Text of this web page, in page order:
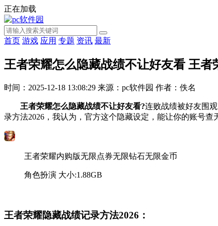
正在加载
首页 游戏 应用 专题 资讯 最新
王者荣耀怎么隐藏战绩不让好友看 王者
时间：2025-12-18 13:08:29 来源：pc软件园 作者：佚名
王者荣耀怎么隐藏战绩不让好友看?连败战绩被好友围
录方法2026，我认为，官方这个隐藏设定，能让你的账号
王者荣耀内购版无限点券无限钻石无限金币
角色扮演 大小:1.88GB
王者荣耀隐藏战绩记录方法2026：